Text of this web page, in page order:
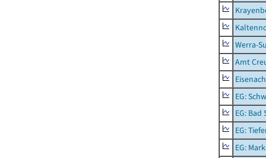
Werra-
Amt
EG:
EG:
EG:
EG: